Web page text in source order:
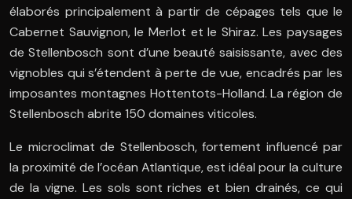
élaborés principalement à partir de cépages tels que le
Cabernet Sauvignon, le Merlot et le Shiraz. Les paysages
de Stellenbosch sont d’une beauté saisissante, avec des
vignobles qui s’étendent à perte de vue, encadrés par les
imposantes montagnes Hottentots-Holland. La région de
Stellenbosch abrite 150 domaines viticoles.
Le microclimat de Stellenbosch, fortement influencé par
la proximité de l’océan Atlantique, est idéal pour la culture
de la vigne. Les sols sont riches et bien drainés, ce qui